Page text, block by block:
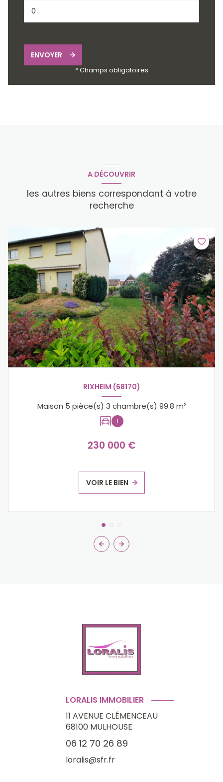
ENVOYER
* Champs obligatoires
A DÉCOUVRIR
les autres biens correspondant à votre
recherche
RIXHEIM (68170)
Maison 5 pièce(s) 3 chambre(s) 99.8 m²
1
230 000 €
VOIR LE BIEN
LORALIS IMMOBILIER
11 AVENUE CLÉMENCEAU
68100 MULHOUSE
06 12 70 26 89
loralis@sfr.fr